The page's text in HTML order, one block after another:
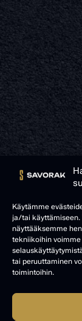
Käytämme
ja/tai käyttämiseen.
näyttääksemme
tekniikoihin
tai peruuttaminen
toimintoihin.